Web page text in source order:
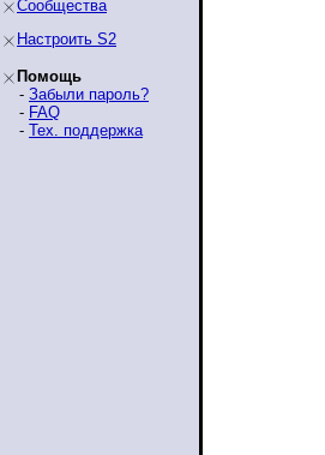
Сообщества
Настроить S2
Помощь
- Забыли пароль?
- FAQ
- Тех. поддержка